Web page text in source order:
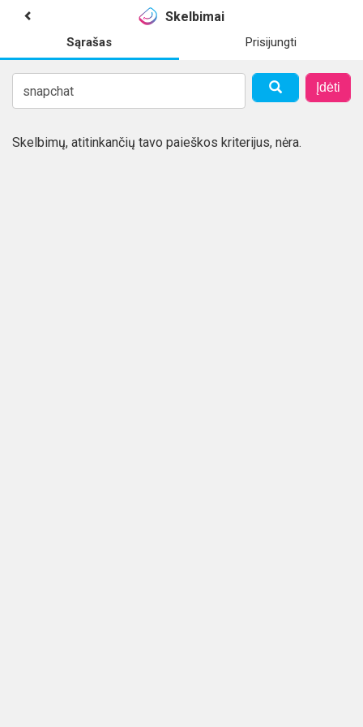
Skelbimai
Sąrašas Prisijungti
Įdėti
Skelbimų, atitinkančių tavo paieškos kriterijus, nėra.